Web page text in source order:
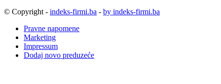
© Copyright - indeks-firmi.ba - by indeks-firmi.ba
Pravne napomene
Marketing
Impressum
Dodaj novo preduzeće